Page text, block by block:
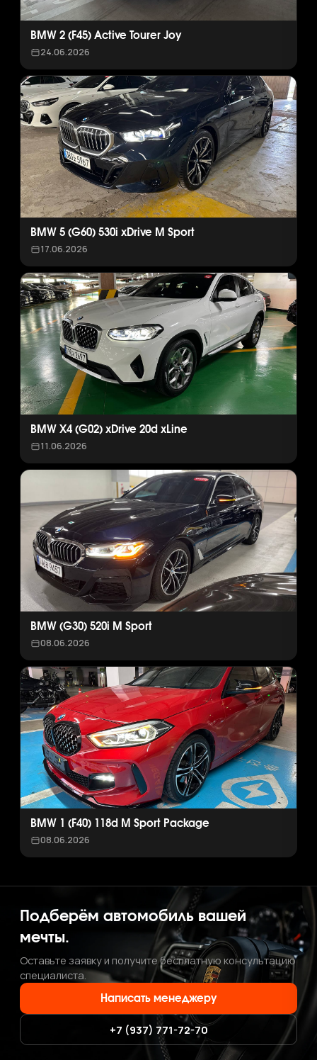
BMW 2 (F45) Active Tourer Joy
24.06.2026
BMW 5 (G60) 530i xDrive M Sport
17.06.2026
BMW X4 (G02) xDrive 20d xLine
11.06.2026
BMW (G30) 520i M Sport
08.06.2026
BMW 1 (F40) 118d M Sport Package
08.06.2026
Подберём автомобиль вашей
мечты.
Оставьте заявку и получите бесплатную консультацию
специалиста.
Написать менеджеру
+7 (937) 771-72-70